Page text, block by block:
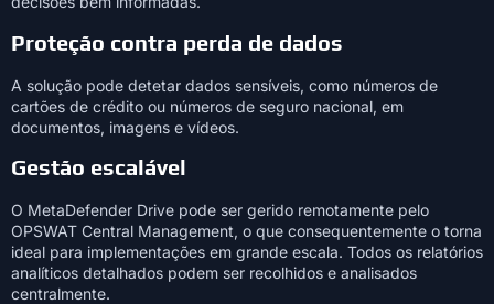
Proteção contra perda de dados
A solução pode detetar dados sensíveis, como números de
cartões de crédito ou números de seguro nacional, em
documentos, imagens e vídeos.
Gestão escalável
O MetaDefender Drive pode ser gerido remotamente pelo
OPSWAT Central Management, o que consequentemente o torna
ideal para implementações em grande escala. Todos os relatórios
analíticos detalhados podem ser recolhidos e analisados
centralmente.